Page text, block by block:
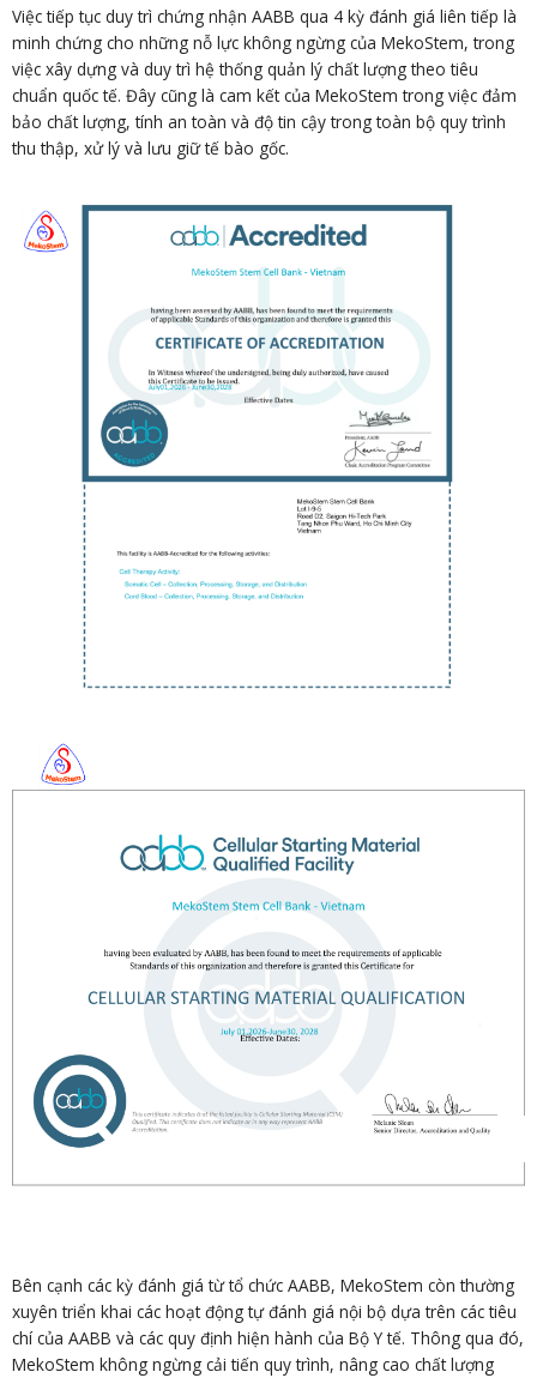
Việc tiếp tục duy trì chứng nhận AABB qua 4 kỳ đánh giá liên tiếp là
minh chứng cho những nỗ lực không ngừng của MekoStem, trong
việc xây dựng và duy trì hệ thống quản lý chất lượng theo tiêu
chuẩn quốc tế. Đây cũng là cam kết của MekoStem trong việc đảm
bảo chất lượng, tính an toàn và độ tin cậy trong toàn bộ quy trình
thu thập, xử lý và lưu giữ tế bào gốc.
Bên cạnh các kỳ đánh giá từ tổ chức AABB, MekoStem còn thường
xuyên triển khai các hoạt động tự đánh giá nội bộ dựa trên các tiêu
chí của AABB và các quy định hiện hành của Bộ Y tế. Thông qua đó,
MekoStem không ngừng cải tiến quy trình, nâng cao chất lượng